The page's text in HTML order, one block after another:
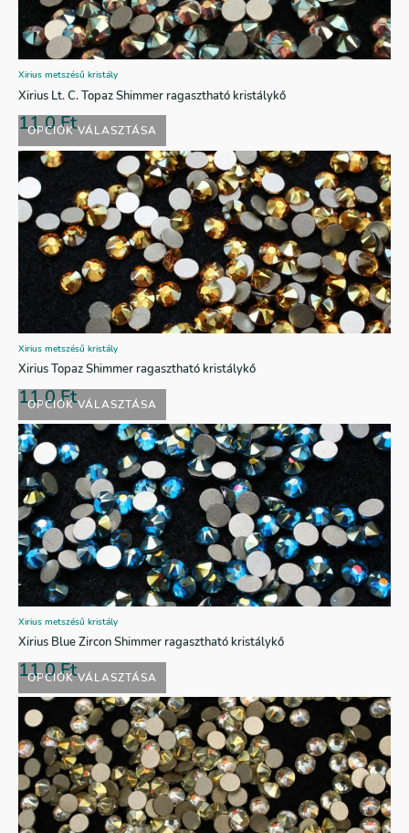
OPCIÓK VÁLASZTÁSA
Xirius metszésű kristály
Xirius Lt. C. Topaz Shimmer ragasztható kristálykő
11,0Ft
OPCIÓK VÁLASZTÁSA
Xirius metszésű kristály
Xirius Topaz Shimmer ragasztható kristálykő
11,0Ft
OPCIÓK VÁLASZTÁSA
Xirius metszésű kristály
Xirius Blue Zircon Shimmer ragasztható kristálykő
11,0Ft